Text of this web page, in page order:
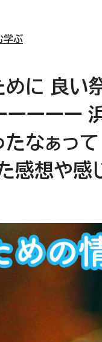
学ぶ
に 良い
ーーー
なぁって
想や感